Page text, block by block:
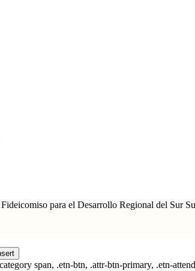
Fideicomiso para el Desarrollo Regional del Sur
span, .etn-btn, .attr-btn-primary, .etn-